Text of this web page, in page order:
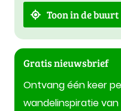
Toon in de buurt
Gratis nieuwsbrief
Ontvang één keer
wandelinspiratie